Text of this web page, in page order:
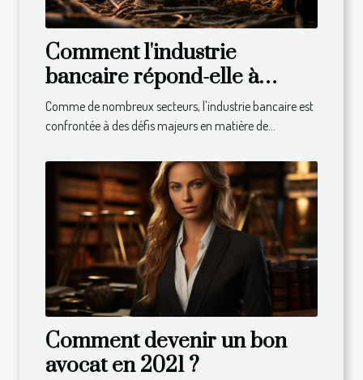
Comment l'industrie
bancaire répond-elle à
l'appel du développement
durable ?
Comme de nombreux secteurs, l'industrie bancaire est
confrontée à des défis majeurs en matière de...
Comment devenir un bon
avocat en 2021 ?